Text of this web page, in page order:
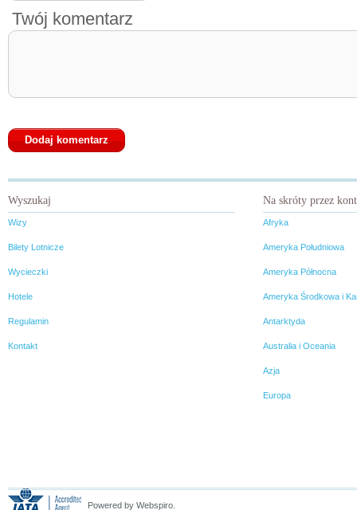
Twój komentarz
Wyszukaj
Wizy
Bilety Lotnicze
Wycieczki
Hotele
Regulamin
Kontakt
Na skróty przez
Afryka
Ameryka Południowa
Ameryka Północna
Ameryka Środkowa i
Antarktyda
Australia i Oceania
Azja
Europa
Powered by Webspiro.